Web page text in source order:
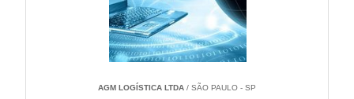
AGM LOGÍSTICA LTDA / SÃO PAULO - SP